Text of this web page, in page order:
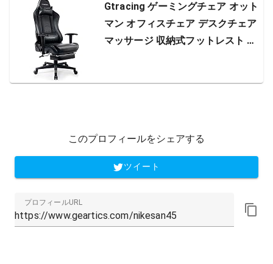
Gtracing ゲーミングチェア オット
マン オフィスチェア デスクチェア
マッサージ 収納式フットレスト 高
このプロフィールをシェアする
ツイート
プロフィールURL